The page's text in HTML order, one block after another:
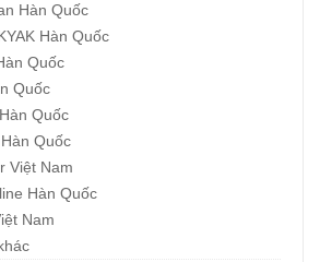
Hàn Quốc
Hàn Quốc
Quốc
Quốc
Quốc
Quốc
Việt Nam
Hàn Quốc
Nam